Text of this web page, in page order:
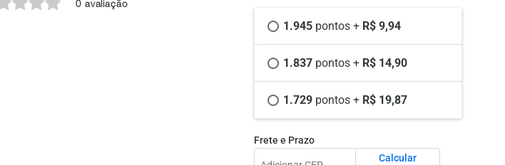
0 avaliação
1.945 pontos + R$ 9,94
1.837 pontos + R$ 14,90
1.729 pontos + R$ 19,87
Frete e Prazo
Calcular